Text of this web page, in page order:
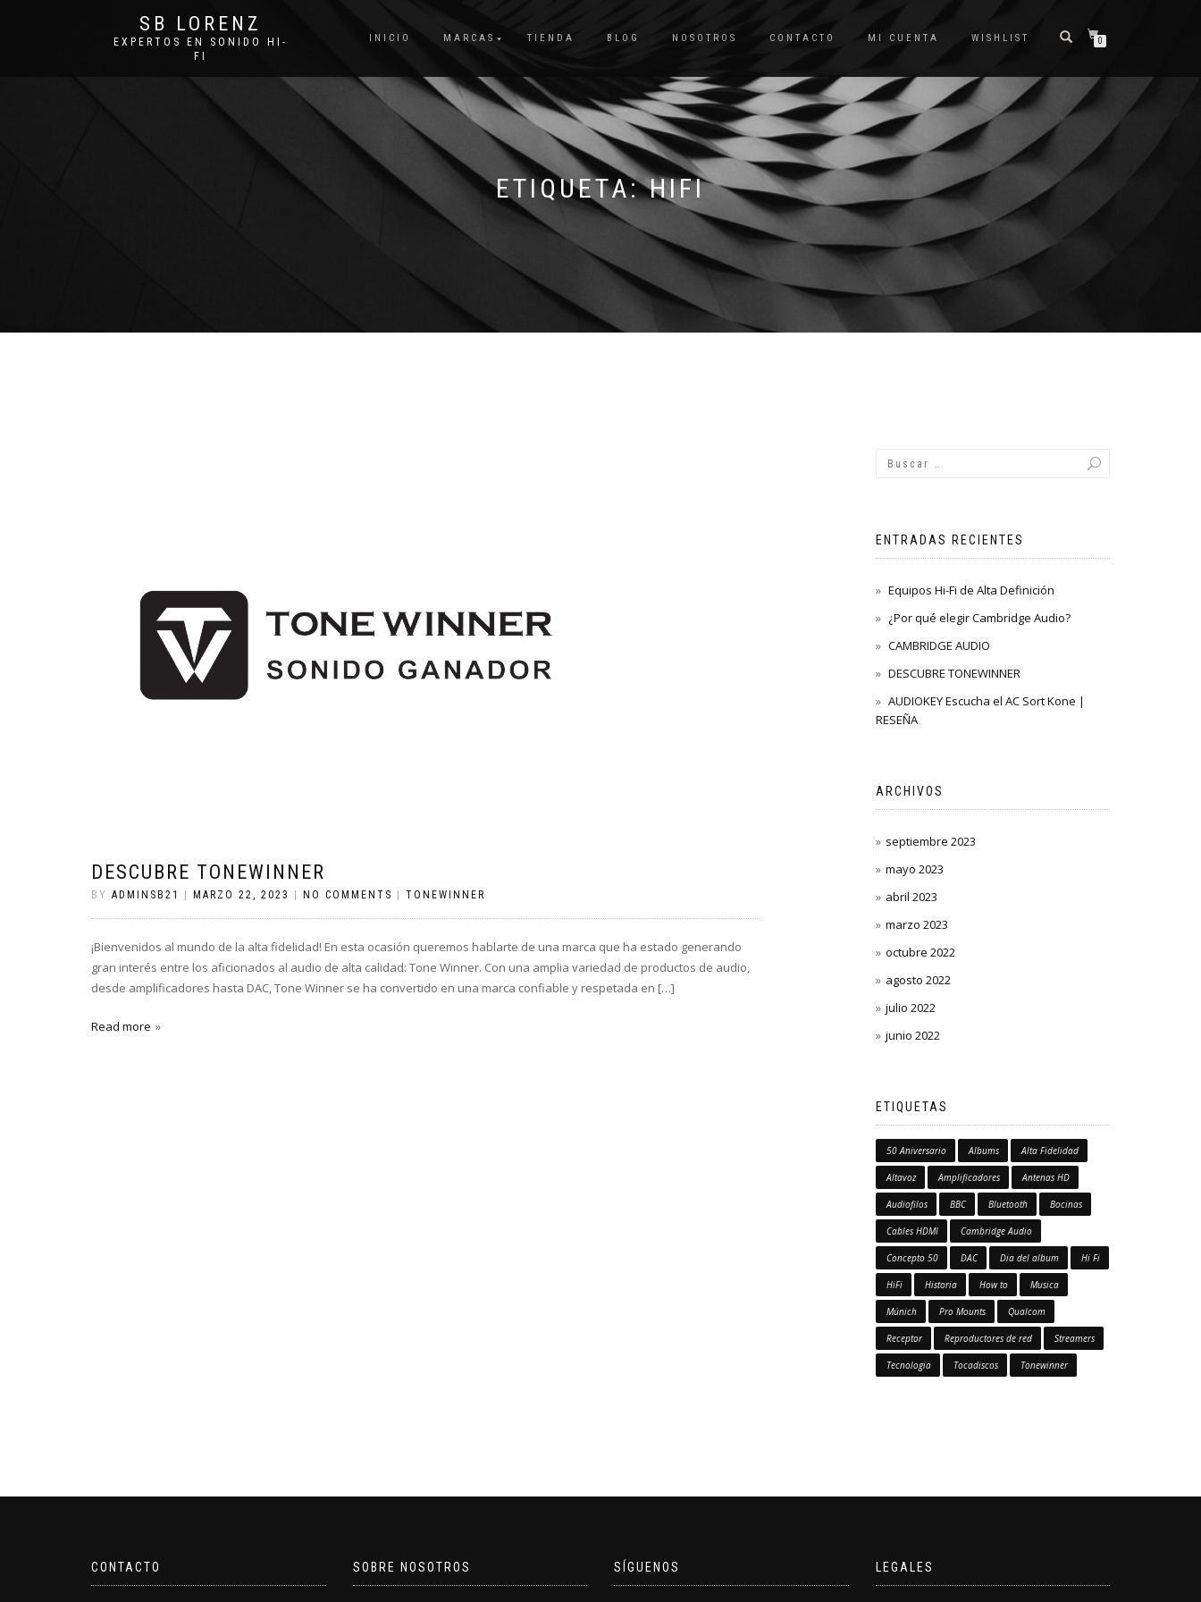
SB LORENZ
EXPERTOS EN SONIDO HI-
FI
INICIO MARCAS TIENDA BLOG NOSOTROS CONTACTO MI CUENTA WISHLIST 0
ETIQUETA:HIFI
DESCUBRE TONEWINNER
BY ADMINSB21 MARZO 22, 2023 NO COMMENTS TONEWINNER
¡Bienvenidos al mundo de la alta fidelidad! En esta ocasión queremos hablarte de una marca que ha estado generando
gran interés entre los aficionados al audio de alta calidad: Tone Winner. Con una amplia variedad de productos de audio,
desde amplificadores hasta DAC, Tone Winner se ha convertido en una marca confiable y respetada en […]
Read more
ENTRADAS RECIENTES
Equipos Hi-Fi de Alta Definición
¿Por qué elegir Cambridge Audio?
CAMBRIDGE AUDIO
DESCUBRE TONEWINNER
AUDIOKEY Escucha el AC Sort Kone |
RESEÑA
ARCHIVOS
septiembre 2023
mayo 2023
abril 2023
marzo 2023
octubre 2022
agosto 2022
julio 2022
junio 2022
ETIQUETAS
50 Aniversario Albums Alta Fidelidad
Altavoz Amplificadores Antenas HD
Audiofilos BBC Bluetooth Bocinas
Cables HDMI Cambridge Audio
Concepto 50 DAC Dia del album Hi Fi
HiFi Historia How to Musica
Múnich Pro Mounts Qualcom
Receptor Reproductores de red Streamers
Tecnologia Tocadiscos Tonewinner
CONTACTO SOBRE NOSOTROS SÍGUENOS LEGALES